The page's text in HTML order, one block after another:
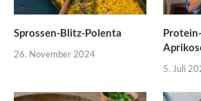
Sprossen-Blitz-Polenta
26. November 2024
5. Juli